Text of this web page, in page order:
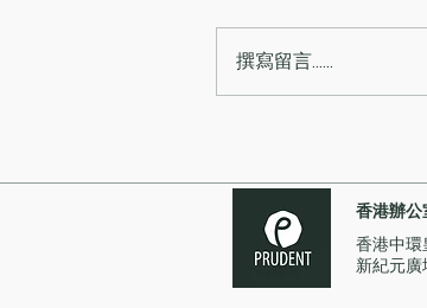
取得針對他們為期
資格令
撰寫留言......
香港辦公
香港中環
新紀元廣